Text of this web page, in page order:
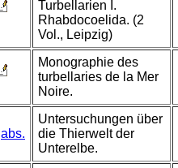
Turbellarien I.
Rhabdocoelida. (2
Vol., Leipzig)
Monographie des
turbellaries de la Mer
Noire.
abs.
Untersuchungen über
die Thierwelt der
Unterelbe.